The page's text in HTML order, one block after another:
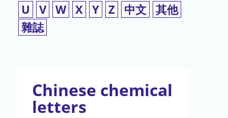
U
V W X Y Z 中文 其他
雜誌
Chinese chemical
letters